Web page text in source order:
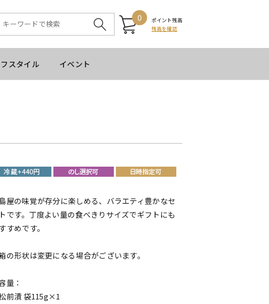
0
ポイント残高
残高を確認
スタイル イベント
屋の味覚が存分に楽しめる、バラエティ豊かなセ
です。丁度よい量の食べきりサイズでギフトにも
すめです。
の形状は変更になる場合がございます。
量：
前漬 袋115g×1